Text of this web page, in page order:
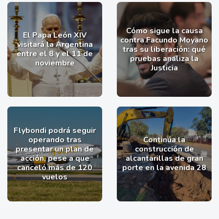
El Papa León XIV
visitará la Argentina
entre el 8 y el 11 de
noviembre
Cómo sigue la causa
contra Facundo Moyano
tras su liberación: qué
pruebas analiza la
Justicia
Flybondi podrá seguir
operando tras
presentar un plan de
acción, pese a que
canceló más de 120
vuelos
Continúa la
construcción de
alcantarillas de gran
porte en la avenida 28